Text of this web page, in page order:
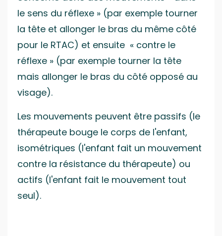
le sens du réflexe » (par exemple tourner
la tête et allonger le bras du même côté
pour le RTAC) et ensuite « contre le
réflexe » (par exemple tourner la tête
mais allonger le bras du côté opposé au
visage).
Les mouvements peuvent être passifs (le
thérapeute bouge le corps de l'enfant,
isométriques (l'enfant fait un mouvement
contre la résistance du thérapeute) ou
actifs (l'enfant fait le mouvement tout
seul).